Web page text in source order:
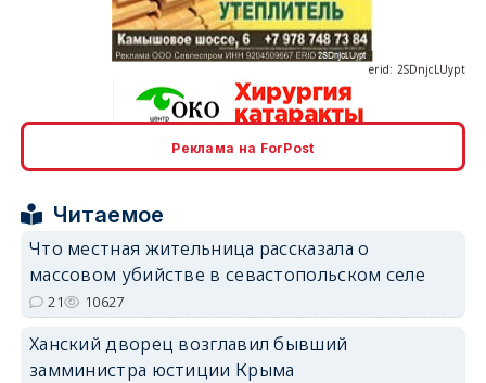
erid: 2SDnjcrDNw6
Реклама на ForPost
Читаемое
Что местная жительница рассказала о
массовом убийстве в севастопольском селе
21 10627
Ханский дворец возглавил бывший
замминистра юстиции Крыма